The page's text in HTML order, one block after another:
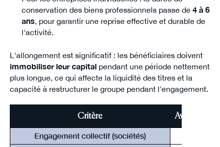
conservation des biens professionnels passe de 4 à 6
ans, pour garantir une reprise effective et durable de
l'activité.
L'allongement est significatif : les bénéficiaires doivent
immobiliser leur capitalpendant une période nettement
plus longue, ce qui affecte la liquidité des titres et la
capacité à restructurer le groupe pendant l'engagement.
Critère Avant LF
Engagement collectif (sociétés)